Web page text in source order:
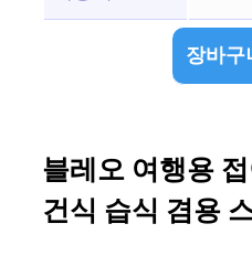
장바구
블레오 여행용
건식 습식 겸용